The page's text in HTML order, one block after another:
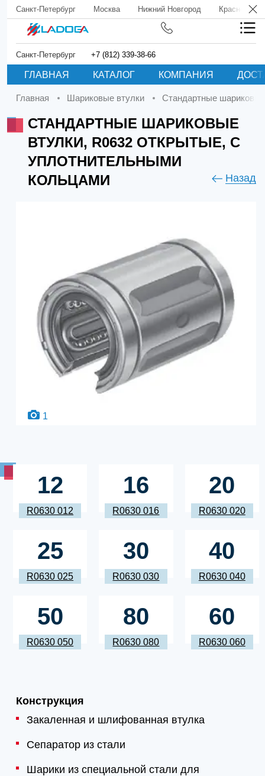
Санкт-Петербург Москва Нижний Новгород Краснодар
Санкт-Петербург +7 (812) 339-38-66
ГЛАВНАЯ КАТАЛОГ КОМПАНИЯ
Главная Шариковые втулки Стандартные
СТАНДАРТНЫЕ ШАРИКОВЫЕ
ВТУЛКИ, R0632 ОТКРЫТЫЕ, С
УПЛОТНИТЕЛЬНЫМИ
КОЛЬЦАМИ
Назад
1
12
R0630 012
16
R0630 016
20
R0630 020
25
R0630 025
30
R0630 030
40
R0630 040
50
R0630 050
80
R0630 080
60
R0630 060
Конструкция
Закаленная и шлифованная втулка
Сепаратор из стали
Шарики из специальной стали для